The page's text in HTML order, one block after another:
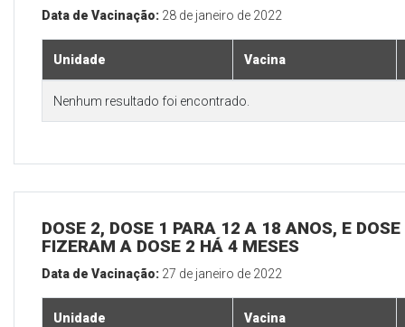
Data de Vacinação: 28 de janeiro de 2022
Unidade Vacina
Nenhum resultado foi encontrado.
DOSE 2, DOSE 1 PARA 12 A 18 ANOS, E
FIZERAM A DOSE 2 HÁ 4 MESES
Data de Vacinação: 27 de janeiro de 2022
Unidade Vacina